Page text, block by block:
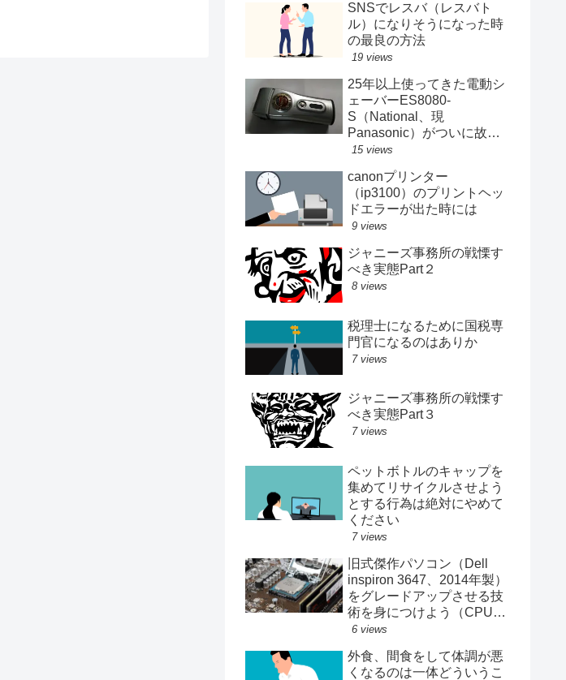
SNSでレスバ（レスバト
ル）になりそうになった時
の最良の方法
19 views
25年以上使ってきた電動シ
ェーバーES8080-
S（National、現
Panasonic）がついに故障
する
15 views
canonプリンター
（ip3100）のプリントヘッ
ドエラーが出た時には
9 views
ジャニーズ事務所の戦慄す
べき実態Part２
8 views
税理士になるために国税専
門官になるのはありか
7 views
ジャニーズ事務所の戦慄す
べき実態Part３
7 views
ペットボトルのキャップを
集めてリサイクルさせよう
とする行為は絶対にやめて
ください
7 views
旧式傑作パソコン（Dell
inspiron 3647、2014年製）
をグレードアップさせる技
術を身につけよう（CPU、
メモリ、SSD交換記録）
6 views
外食、間食をして体調が悪
くなるのは一体どういうこ